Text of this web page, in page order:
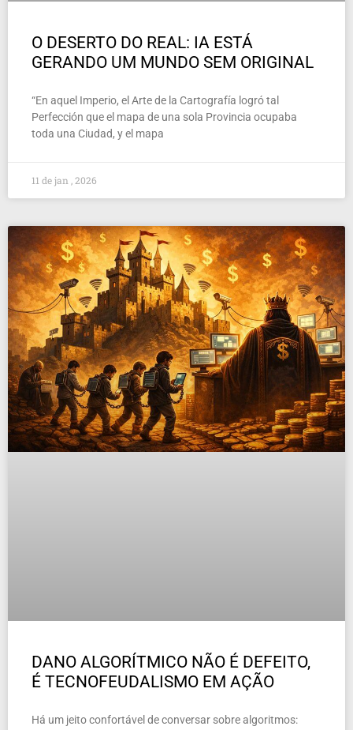
O DESERTO DO REAL: IA ESTÁ
GERANDO UM MUNDO SEM ORIGINAL
“En aquel Imperio, el Arte de la Cartografía logró tal
Perfección que el mapa de una sola Provincia ocupaba
toda una Ciudad, y el mapa
11 de jan , 2026
DANO ALGORÍTMICO NÃO É DEFEITO,
É TECNOFEUDALISMO EM AÇÃO
Há um jeito confortável de conversar sobre algoritmos: